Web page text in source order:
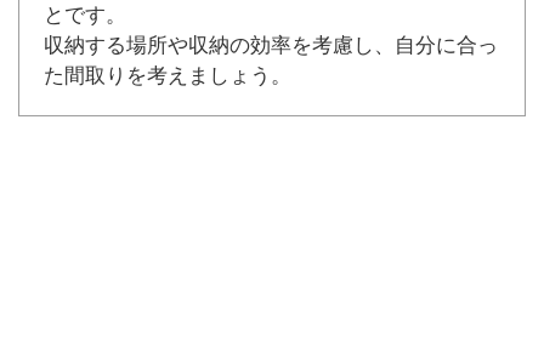
とです。
収納する場所や収納の効率を考慮し、自分に合っ
た間取りを考えましょう。